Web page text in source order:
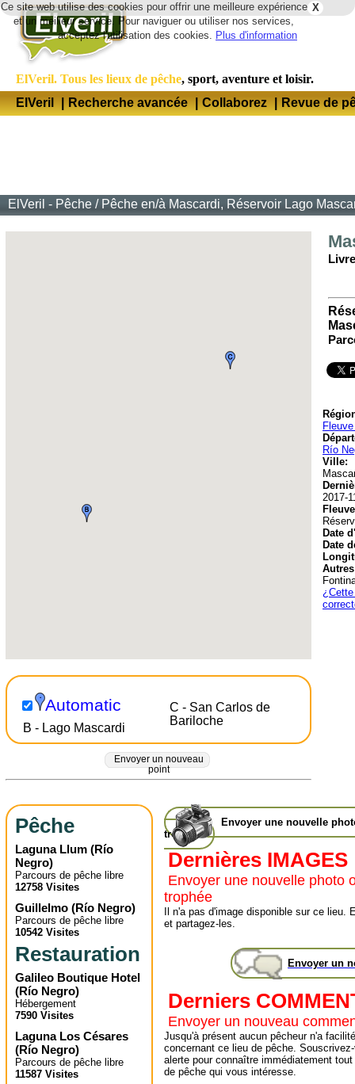
X
Ce site web utilise des cookies pour offrir une meilleure expérience
et un meilleur service. Pour naviguer ou utiliser nos services,
acceptez l'utilisation des cookies. Plus d'information
ElVeril. Tous les lieux de pêche, sport, aventure et loisir.
ElVeril
| Recherche avancée | Collaborez | Revue de
ElVeril - Pêche / Pêche en/à Mascardi, Réservoir Lago
Automatic
B - Lago Mascardi
C - San Carlos de
Bariloche
Envoyer un nouveau
point
Río
Ville:
2017-
Date
Date
Pêche
Laguna Llum (Río
Negro)
Parcours de pêche libre
12758 Visites
Guillelmo (Río Negro)
Parcours de pêche libre
10542 Visites
Restauration
Galileo Boutique Hotel
(Río Negro)
Hébergement
7590 Visites
Laguna Los Césares
(Río Negro)
Parcours de pêche libre
11587 Visites
Envoyer une nouvelle
trophée
Dernières IMAGES
Envoyer une nouvelle photo
trophée
Il n'a pas d'image disponible sur ce lieu.
et partagez-les.
Envoyer un
Derniers
Envoyer un nouveau
Jusqu'à présent aucun pêcheur n'a
concernant ce lieu de pêche.
alerte pour connaître immédiatement
de pêche qui vous intéresse.